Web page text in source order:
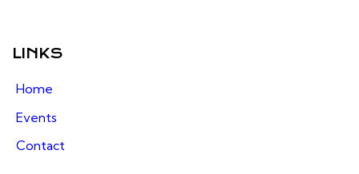
LINKS
Home
Events
Contact